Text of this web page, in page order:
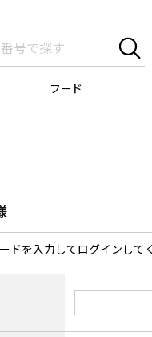
フード
ドを入力してログインして